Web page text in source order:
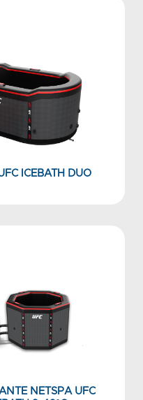
ICEBATH DUO
NETSPA UFC